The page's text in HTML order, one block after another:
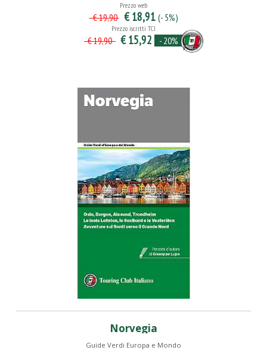
Prezzo web
€ 19,90 € 18,91 (- 5%)
Prezzo iscritti TCI
€ 19,90 € 15,92 - 20%
Norvegia
Guide Verdi Europa e Mondo